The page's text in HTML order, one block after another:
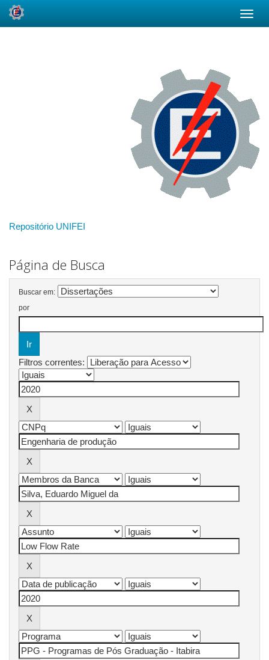
Repositório UNIFEI
Página de Busca
Buscar em:
por
Filtros correntes: